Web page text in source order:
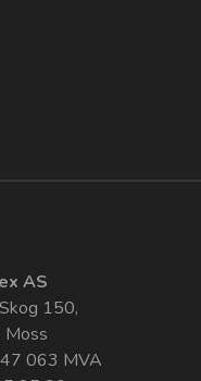
AS
150,
063 MVA